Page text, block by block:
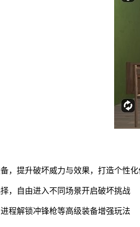
，提升破坏威力与效果，打造个性
，自由进入不同场景开启破坏挑战
程解锁冲锋枪等高级装备增强玩法